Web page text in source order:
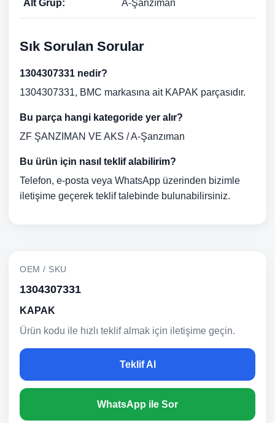
Alt Grup: A-Şanzıman
Sık Sorulan Sorular
1304307331 nedir?
1304307331, BMC markasına ait KAPAK parçasıdır.
Bu parça hangi kategoride yer alır?
ZF ŞANZIMAN VE AKS / A-Şanzıman
Bu ürün için nasıl teklif alabilirim?
Telefon, e-posta veya WhatsApp üzerinden bizimle
iletişime geçerek teklif talebinde bulunabilirsiniz.
OEM / SKU
1304307331
KAPAK
Ürün kodu ile hızlı teklif almak için iletişime geçin.
Teklif Al
WhatsApp ile Sor